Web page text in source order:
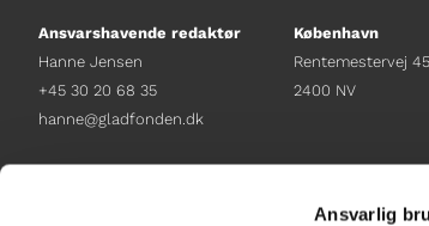
Ansvarlig
Ansvarshavende redaktør
Hanne Jensen
+45 30 20 68 35
hanne@gladfonden.dk
København
Rentemestervej
2400 NV
+45 38 12 01 00